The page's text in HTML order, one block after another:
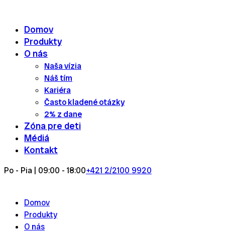
contentDomov
Produkty
O nás
Naša vízia
Náš tím
Kariéra
Často kladené otázky
2% z dane
Zóna pre deti
Médiá
Kontakt
Po - Pia | 09:00 - 18:00+421 2/2100 9920
Domov
Produkty
O nás